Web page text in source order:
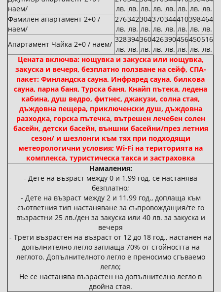
наем/
лв. лв. лв. лв. лв. лв. лв. лв.
Фамилен апартамент 2+0 /
наем/
276
лв.
342
лв.
304
лв.
370
лв.
344
лв.
410
лв.
398
лв.
464
лв.
Апартамент Чайка 2+0 / наем/
328
лв.
394
лв.
360
лв.
426
лв.
390
лв.
456
лв.
450
лв.
516
лв.
Цената включва: нощувка и закуска или нощувка,
закуска и вечеря, безплатно ползване на сейф, СПА-
пакет: Финландска сауна, Инфраред сауна, билкова
сауна, парна баня, Турска баня, Кнайп пътека, ледена
кабина, душ ведро, фитнес, джакузи, солна стая,
дъждовна пещера, приключенски душ, дъждовна
разходка, горска пътечка, вътрешен лечебен солен
басейн, детски басейн, външни басейни/през летния
сезон/ и шезлонги към тях при подходящи
метеорологични условия; Wi-Fi на територията на
комплекса, туристическа такса и застраховка
Намаления:
- Дете на възраст между 0 и 1.99 год. се настанява
безплатно;
- Дете на възраст между 2 и 11.99 год., доплаща към
съответния тип настаняване за съпровождащия/те го
възрастни 25 лв./ден за закуска или 40 лв. за закуска и
вечеря
- Трети възрастен на възраст от 12 до 18 год., настанен на
допълнително легло заплаща 70% от стойността на
леглото. Допълнителното легло е преносимо сгъваемо
легло;
Не се настанява възрастен на допълнително легло в
двойна стая.